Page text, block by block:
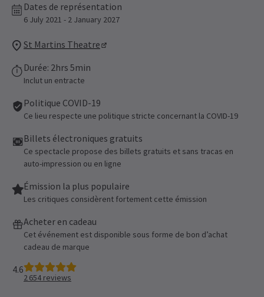
Dates de représentation
6 July 2021 - 2 January 2027
St Martins Theatre
Durée: 2hrs 5min
Inclut un entracte
Politique COVID-19
Ce lieu respecte une politique stricte concernant la COVID-19
Billets électroniques gratuits
Ce spectacle propose des billets gratuits et sans tracas en
auto-impression ou en ligne
Émission la plus populaire
Les critiques considèrent fortement cette émission
Acheter en cadeau
Cet événement est disponible sous forme de bon d’achat
cadeau de marque
4.6
2 654 reviews